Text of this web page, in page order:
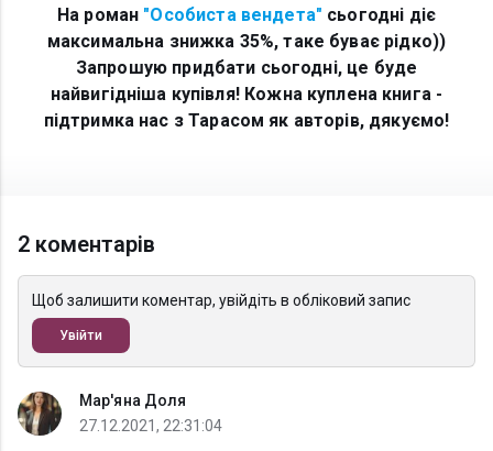
На роман "Особиста вендета" сьогодні діє
максимальна знижка 35%, таке буває рідко))
Запрошую придбати сьогодні, це буде
найвигідніша купівля! Кожна куплена книга -
підтримка нас з Тарасом як авторів, дякуємо!
2 коментарів
Щоб залишити коментар, увійдіть в обліковий запис
Увійти
Мар'яна Доля
27.12.2021, 22:31:04